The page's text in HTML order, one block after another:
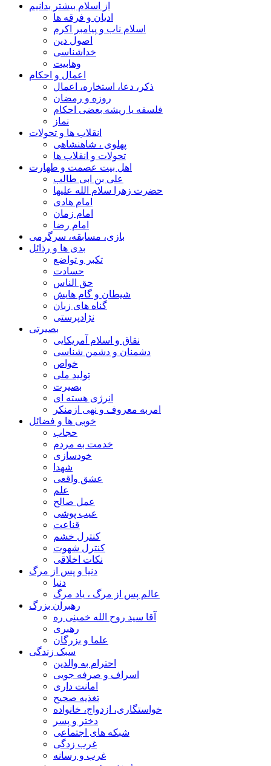
از اسلام بیشتر بدانیم
ادیان و فرقه ها
اسلام ناب و پیامبر اکرم
اصول دین
خداشناسی
وهابیت
اعمال و احکام
ذکر، دعا، استخاره، اعمال
روزه و رمضان
فلسفه یا ریشه بعضی احکام
نماز
انقلاب ها و تحولات
پهلوی ، شاهنشاهی
تحولات و انقلاب ها
اهل بیت عصمت و طهارت
علی بن ابی طالب
حضرت زهرا سلام الله علیها
امام هادی
امام زمان
امام رضا
بازی، مسابقه، سرگرمی
بدی ها و رذائل
تکبر و تواضع
حسادت
حق الناس
شیطان و گام هایش
گناه های زبان
نژادپرستی
بصیرتی
نقاق و اسلام آمریکایی
دشمنان و دشمن شناسی
خواص
تولید ملی
بصیرت
انرژی هسته ای
امربه معروف و نهی ازمنکر
خوبی ها و فضائل
حجاب
خدمت به مردم
خودسازی
شهدا
عشق واقعی
علم
عمل صالح
عیب پوشی
قناعت
کنترل خشم
کنترل شهوت
نکات اخلاقی
دنیا و پس از مرگ
دنیا
عالم پس از مرگ ، یاد مرگ
رهبران بزرگ
آقا سید روح الله خمینی ره
رهبری
علما و بزرگان
سبک زندگی
احترام به والدین
اسراف و صرفه جویی
امانت داری
تغذیه صحیح
خواستگاری، ازدواج، خانواده
دختر و پسر
شبکه های اجتماعی
غرب زدگی
غرب و رسانه